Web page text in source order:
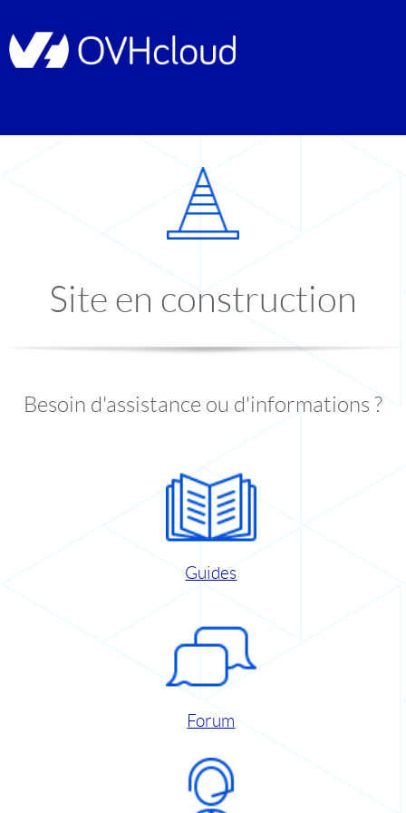
Site en construction
Besoin d'assistance ou d'informations ?
Guides
Forum